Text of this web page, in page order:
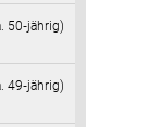
50‑jährig)
49‑jährig)